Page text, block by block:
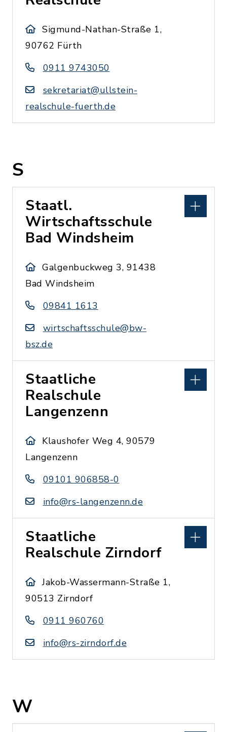
Sigmund-Nathan-Straße 1,
90762 Fürth
0911 9743050
sekretariat@ullstein-
realschule-fuerth.de
S
Staatl.
Wirtschaftsschule
Bad Windsheim
Galgenbuckweg 3, 91438
Bad Windsheim
09841 1613
wirtschaftsschule@bw-
bsz.de
Staatliche
Realschule
Langenzenn
Klaushofer Weg 4, 90579
Langenzenn
09101 906858-0
info@rs-langenzenn.de
Staatliche
Realschule Zirndorf
Jakob-Wassermann-Straße 1,
90513 Zirndorf
0911 960760
info@rs-zirndorf.de
W